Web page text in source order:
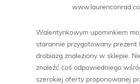
Walentynkowym upominkiem
starannie przygotowany prezent
drobiazg znaleziony w sklepie.
znaleźć coś odpowiedniego
szerokiej oferty proponowanej